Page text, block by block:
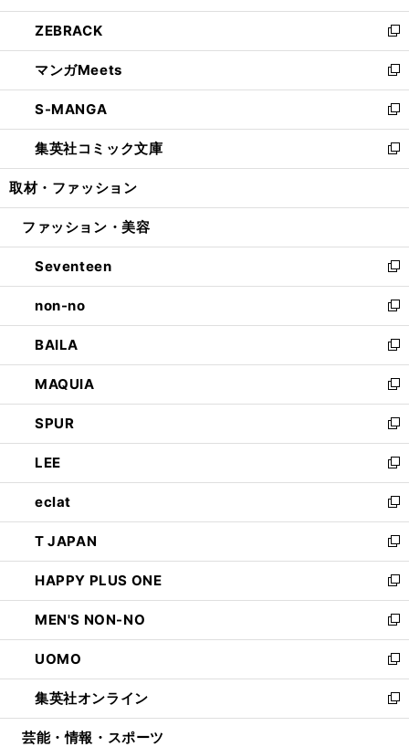
開
く
ウ
で
開
く
ン
ド
ウ
で
開
く
ウ
ィ
ン
ド
ウ
で
開
く
し
い
ウ
ィ
ン
ド
ウ
で
開
ZEBRACK
新
し
い
ウ
ィ
ン
ド
ウ
開
マンガMeets
新
し
い
ウ
ィ
ン
ウ
開
く
S-MANGA
新
し
い
ウ
ン
ウ
で
開
く
集英社コミック文庫
新
し
ウ
ン
ド
ウ
で
開
く
取材・ファッション
ファッション・美容
Seventeen
新
し
い
ウ
ィ
ン
ド
ウ
で
開
く
non-no
新
し
い
ウ
ィ
ン
ド
ウ
で
開
く
BAILA
新
し
い
ウ
ィ
ン
ド
ウ
で
開
く
MAQUIA
新
し
い
ウ
ィ
ン
ド
ウ
で
開
く
SPUR
新
し
い
ウ
ィ
ン
ド
ウ
で
開
く
LEE
新
し
い
ウ
ィ
ン
ド
ウ
で
開
く
eclat
新
し
い
ウ
ィ
ン
ド
ウ
で
開
く
T JAPAN
新
し
い
ウ
ィ
ン
ド
ウ
で
開
HAPPY PLUS ONE
新
し
い
ウ
ィ
ン
ド
ウ
MEN'S NON-NO
新
し
い
ウ
ィ
ン
UOMO
新
し
い
ウ
集英社オンライン
新
し
芸能・情報・スポーツ